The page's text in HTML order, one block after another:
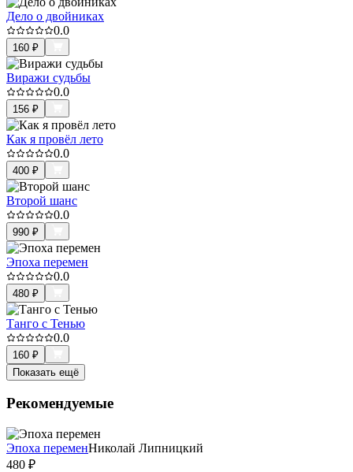
Дело о двойниках
0.0
160 ₽
Виражи судьбы
0.0
156 ₽
Как я провёл лето
0.0
400 ₽
Второй шанс
0.0
990 ₽
Эпоха перемен
0.0
480 ₽
Танго с Тенью
0.0
160 ₽
Показать ещё
Рекомендуемые
Эпоха переменНиколай Липницкий
480 ₽